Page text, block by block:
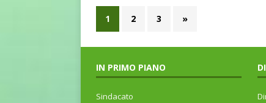
1 2 3 »
IN PRIMO PIANO
Sindacato